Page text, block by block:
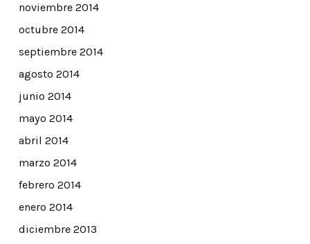
noviembre 2014
octubre 2014
septiembre 2014
agosto 2014
junio 2014
mayo 2014
abril 2014
marzo 2014
febrero 2014
enero 2014
diciembre 2013